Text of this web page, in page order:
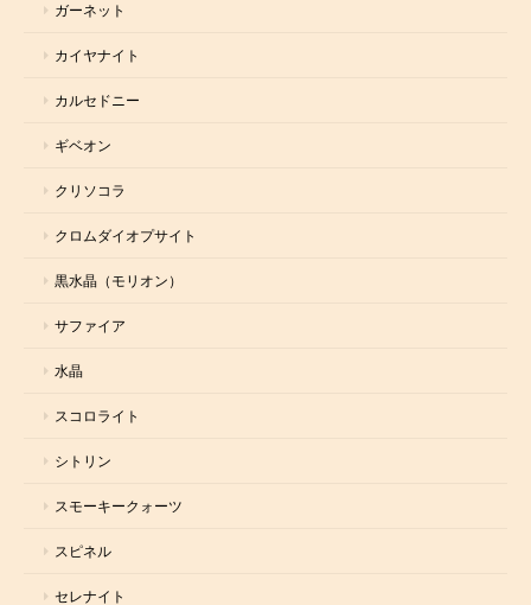
ガーネット
カイヤナイト
カルセドニー
ギベオン
クリソコラ
クロムダイオプサイト
黒水晶（モリオン）
サファイア
水晶
スコロライト
シトリン
スモーキークォーツ
スピネル
セレナイト